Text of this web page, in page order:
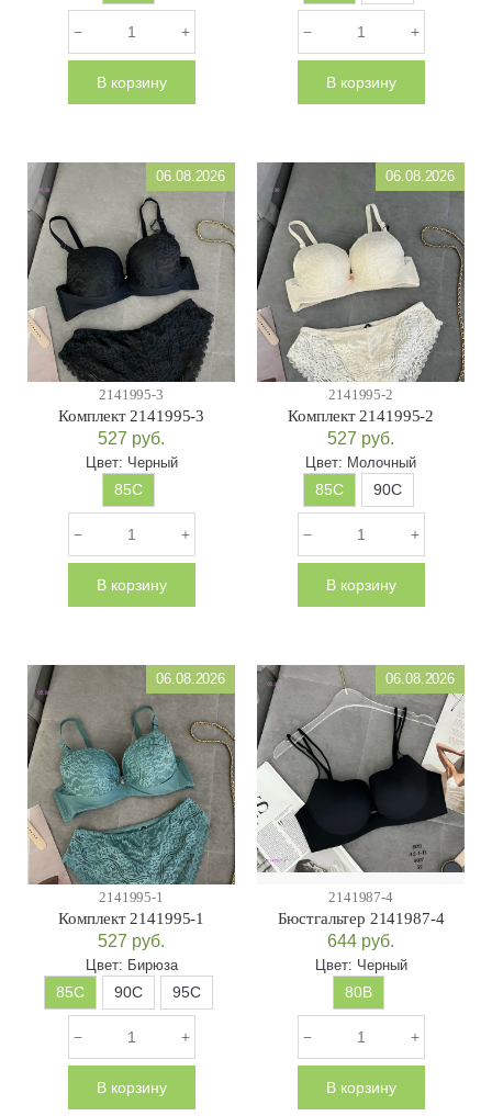
В корзину В корзину
06.08.2026
2141995-3
Комплект 2141995-3
527 руб.
Цвет: Черный
85C
В корзину
06.08.2026
2141995-2
Комплект 2141995-2
527 руб.
Цвет: Молочный
85C 90C
В корзину
06.08.2026
2141995-1
Комплект 2141995-1
527 руб.
Цвет: Бирюза
85C 90C 95C
В корзину
06.08.2026
2141987-4
Бюстгальтер 2141987-4
644 руб.
Цвет: Черный
80B
В корзину